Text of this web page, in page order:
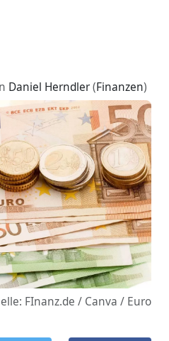
Daniel Herndler(Finanzen)
FInanz.de / Canva / Euro